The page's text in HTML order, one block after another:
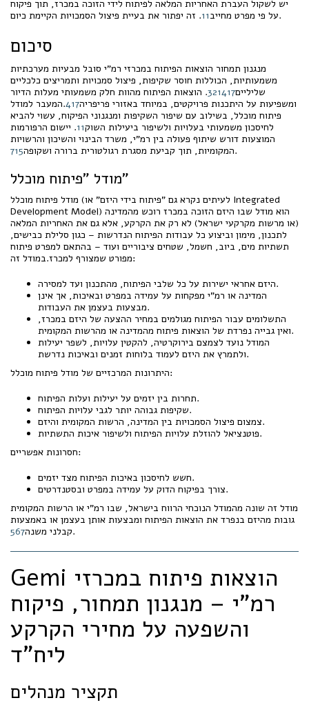
יש לשקול העברת האחריות המלאה לפיתוח לידי הזוכה במכרז, תוך פיקוח
על פי מפרט מחייב11 . זה יפתור את בעיית פיצול הסמכויות הקיימת כיום.
סיכום
מנגנון תמחור הוצאות הפיתוח במכרזי רמ"י סובל מבעיות מערכתיות
משמעותיות, הכוללות חוסר שקיפות, פיצול סמכויות ותמריצים כלכליים
שליליים
321417
. הוצאות הפיתוח מהוות חלק משמעותי מעלות הדיור
ומשפיעות על היתכנות פרויקטים, במיוחד באזורי פריפריה
417 .המעבר למודל
פיתוח מוכלל, בשילוב עם שיפור השקיפות ומנגנוני הפיקוח, עשוי להביא
לחיסכון משמעותי בעלויות ולשיפור ביעילות השוק11. יישום הרפורמות
המוצעות דורש שיתוף פעולה בין רמ"י, משרד הבינוי והשיכון והרשויות
המקומיות, תוך קביעת מסגרת רגולטורית ברורה ושקופה
715 .
מודל "פיתוח מוכלל"
מודל פיתוח מוכלל (לעיתים נקרא גם "פיתוח בידי היזם" או Integrated
Development Model) הוא מודל שבו היזם הזוכה במכרז רוכש מהמדינה
(או מרשות מקרקעי ישראל) לא רק את הקרקע, אלא גם את האחריות המלאה
לתכנון, מימון וביצוע כל עבודות הפיתוח הנדרשות – כגון סלילת כבישים,
תשתיות מים, ביוב, חשמל, שטחים ציבוריים ועוד – בהתאם למפרט פיתוח
מפורט שמצורף למכרז.במודל זה:
היזם אחראי ישירות על כל שלבי הפיתוח, מהתכנון ועד למסירה.
המדינה או רמ"י מפקחות על עמידה במפרט ובאיכות, אך אינן
מבצעות בעצמן את העבודות.
התשלומים עבור הפיתוח מגולמים במחיר ההצעה של היזם במכרז,
ואין גבייה נפרדת של הוצאות פיתוח מהמדינה או מהרשות המקומית.
המודל נועד לצמצם בירוקרטיה, להקטין עלויות, לשפר יעילות
ולתמרץ את היזם לעמוד בלוחות זמנים ובאיכות נדרשת.
היתרונות המרכזיים של מודל פיתוח מוכלל:
תחרות בין יזמים על יעילות ועלות הפיתוח.
שקיפות גבוהה יותר לגבי עלויות הפיתוח.
צמצום פיצול הסמכויות בין המדינה, הרשות המקומית והיזם.
פוטנציאל להוזלת עלויות הפיתוח ולשיפור איכות התשתיות.
חסרונות אפשריים:
חשש לחיסכון באיכות הפיתוח מצד יזמים.
צורך בפיקוח הדוק על עמידה במפרט ובסטנדרטים.
מודל זה שונה מהמודל הנוכחי הרווח בישראל, שבו רמ"י או הרשות המקומית
גובות מהיזם בנפרד את הוצאות הפיתוח ומבצעות אותן בעצמן או באמצעות
קבלני משנה
567 .
Gemi הוצאות פיתוח במכרזי
רמ"י – מנגנון תמחור, פיקוח
והשפעה על מחירי הקרקע
ליח"ד
תקציר מנהלים